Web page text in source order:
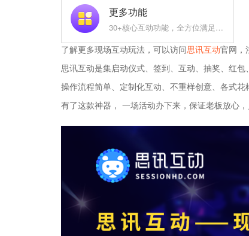
更多功能
30+核心互动功能，全方位满足您的现场需求
了解更多现场互动玩法，可以访问思讯互动官网，
思讯互动是集启动仪式、签到、互动、抽奖、红
操作流程简单、定制化互动、不重样创意、各式
有了这款神器， 一场活动办下来，保证老板放心